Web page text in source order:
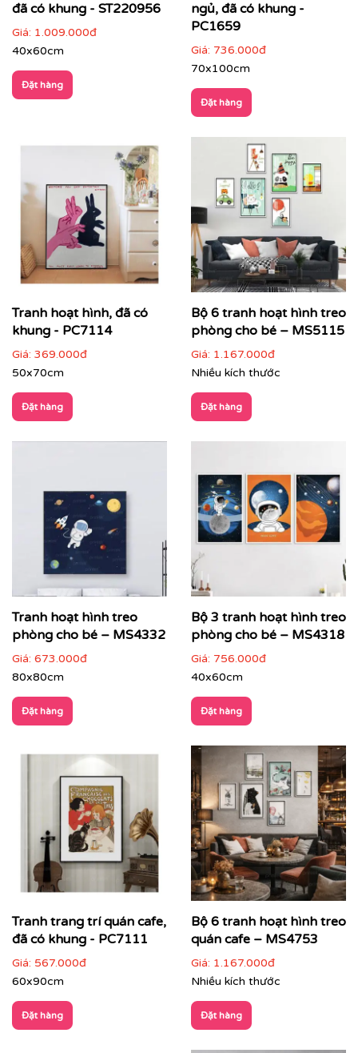
Một mẫu tranh hoạt hình do Printek sản xuất
đã có khung - ST220956
Giá: 1.009.000đ
40x60cm
Đặt hàng
ngủ, đã có khung -
PC1659
Giá: 736.000đ
70x100cm
Đặt hàng
Tranh hoạt hình, đã có
khung - PC7114
Giá: 369.000đ
50x70cm
Đặt hàng
Bộ 6 tranh hoạt hình treo
phòng cho bé – MS5115
Giá: 1.167.000đ
Nhiều kích thước
Đặt hàng
Tranh hoạt hình treo
phòng cho bé – MS4332
Giá: 673.000đ
80x80cm
Đặt hàng
Bộ 3 tranh hoạt hình treo
phòng cho bé – MS4318
Giá: 756.000đ
40x60cm
Đặt hàng
Tranh trang trí quán cafe,
đã có khung - PC7111
Giá: 567.000đ
60x90cm
Đặt hàng
Bộ 6 tranh hoạt hình treo
quán cafe – MS4753
Giá: 1.167.000đ
Nhiều kích thước
Đặt hàng